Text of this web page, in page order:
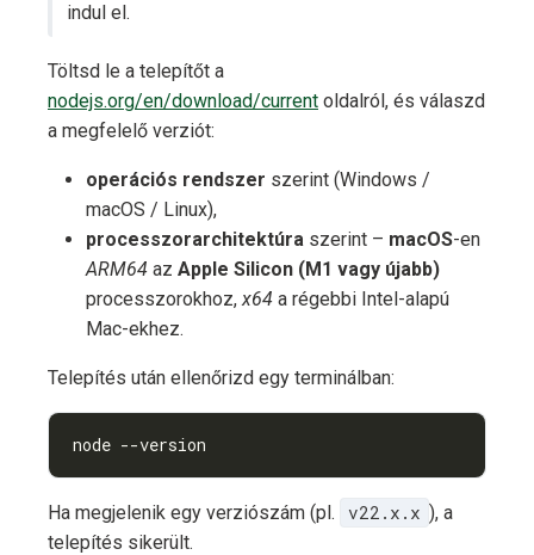
indul el.
Töltsd le a telepítőt a
nodejs.org/en/download/current oldalról, és válaszd
a megfelelő verziót:
operációs rendszer szerint (Windows /
macOS / Linux),
processzorarchitektúra szerint – macOS-en
ARM64 az Apple Silicon (M1 vagy újabb)
processzorokhoz,x64 a régebbi Intel-alapú
Mac-ekhez.
Telepítés után ellenőrizd egy terminálban:
node --version
Ha megjelenik egy verziószám (pl. v22.x.x ), a
telepítés sikerült.